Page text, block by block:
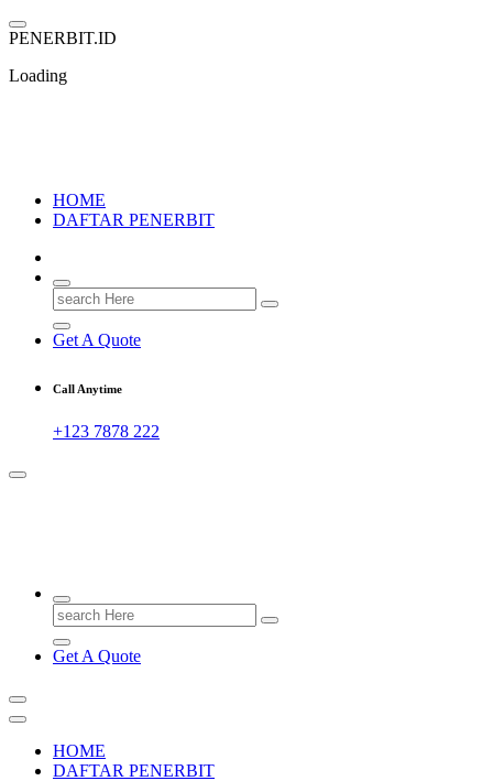
Skip
to
PENERBIT.ID
Loading
HOME
DAFTAR PENERBIT
Search
for:
Get A Quote
Call Anytime
+123 7878 222
Search
for:
Get A Quote
HOME
DAFTAR PENERBIT